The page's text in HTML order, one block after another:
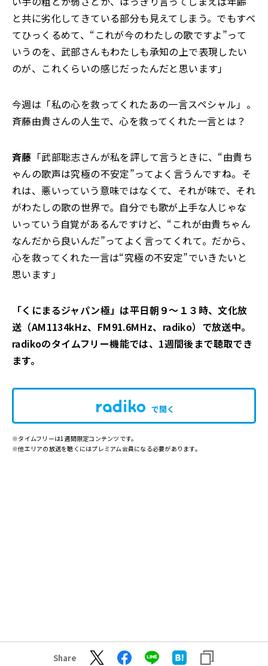
と共に劣化してきている部分も見えてしまう。でもすべ
てひっくるめて、“これが今のわたしの歌ですよ”って
いうのを、武部さんもわたしも承知の上で表現したい
のが、これくらいの感じだったんだと思います」
今週は「私の心を救ってくれたあの一言スペシャル」。
斉藤由貴さんの人生で、心を救ってくれた一言とは？
斉藤 「武部聡志さんが私を評して言うときに、“由貴ち
ゃんの歌声は究極の不安定”ってよく言うんですね。そ
れは、悪いっていう意味ではなくて、それが味で、それ
がわたしの歌の世界で。自分でも歌が上手な人じゃな
いっていう自覚があるんですけど、“これが由貴ちゃん
なんだから良いんだ”ってよく言ってくれて。だから、
心を救ってくれた一言は“究極の不安定”でいきたいと
思います」
「くにまるジャパン極」は平日朝９～１３時、文化放
送（AM1134kHz、FM91.6MHz、radiko）で放送中。
radikoのタイムフリー機能では、1週間後まで聴取でき
ます。
で開く
※タイムフリーは1週間限定コンテンツです。
※他エリアの放送を聴くにはプレミアム会員になる必要があります。
Share